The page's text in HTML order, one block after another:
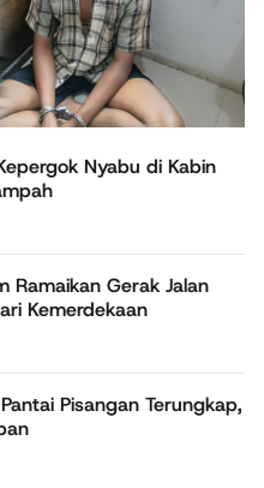
Nyabu di Kabin
Ramaikan Gerak Jalan
Kemerdekaan
Pisangan Terungkap,